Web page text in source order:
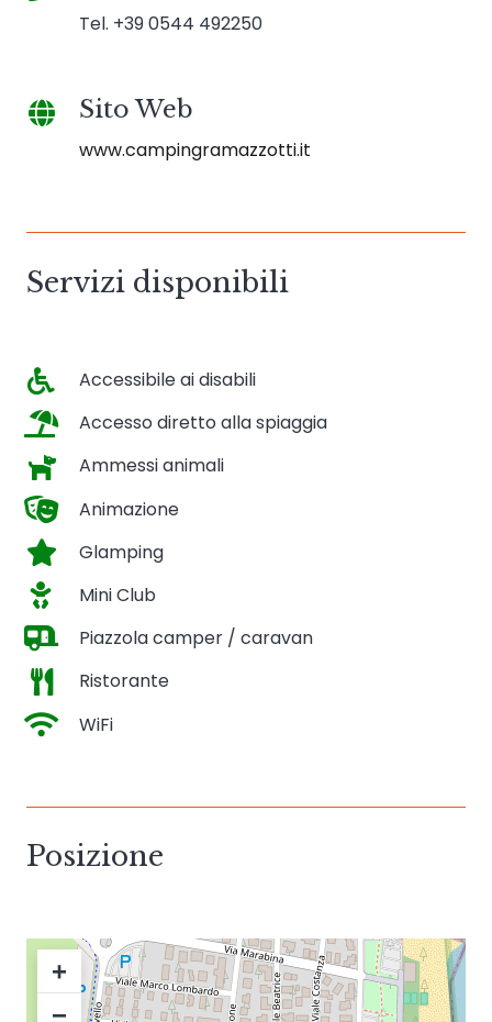
Tel. +39 0544 492250
Sito Web
www.campingramazzotti.it
Servizi disponibili
Accessibile ai disabili
Accesso diretto alla spiaggia
Ammessi animali
Animazione
Glamping
Mini Club
Piazzola camper / caravan
Ristorante
WiFi
Posizione
+
−